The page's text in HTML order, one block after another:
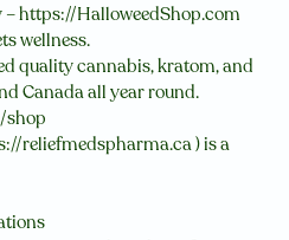
https://HalloweedShop.com
wellness.
quality cannabis, kratom, and
Canada all year round.
shop
reliefmedspharma.ca ) is a